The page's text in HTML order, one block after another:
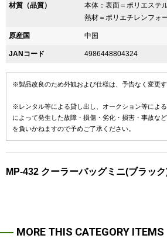
材質（品質）
本体：表面＝ポリエステ
熱材＝ポリエチレンフォ
原産国 中国
JANコード 4986448804324
※製品改良のため外観および仕様は、予告なく変更す
※レンタル等による貸し出し、オークション等によ
によって発生した故障・損傷・劣化・損害・事故な
を負いかねますので予めご了承ください。
MP-432 クーラーバッグミニ(ブラッ
MORE THIS CATEGORY ITEMS